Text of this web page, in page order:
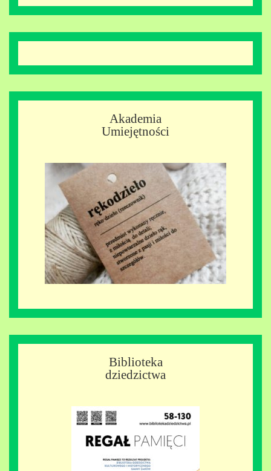
Akademia
Umiejętności
Biblioteka
dziedzictwa